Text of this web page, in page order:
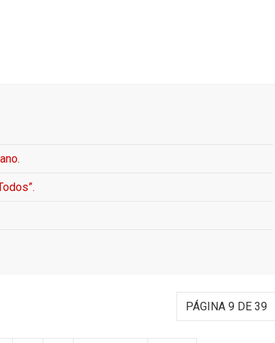
PÁGINA 9 DE 39